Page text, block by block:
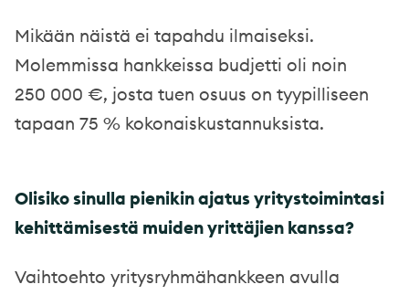
Mikään näistä ei tapahdu ilmaiseksi.
Molemmissa hankkeissa budjetti oli noin
250 000 €, josta tuen osuus on tyypilliseen
tapaan 75 % kokonaiskustannuksista.
Olisiko sinulla pienikin ajatus yritystoimintasi
kehittämisestä muiden yrittäjien kanssa?
Vaihtoehto yritysryhmähankkeen avulla